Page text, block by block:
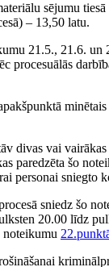
sējumu
– 13,50 latu.
21.5., 21.6.
procesuālās
divas vai
paredzēta šo
personai sniegto
sniedz šo
20.00 līdz
noteikumu